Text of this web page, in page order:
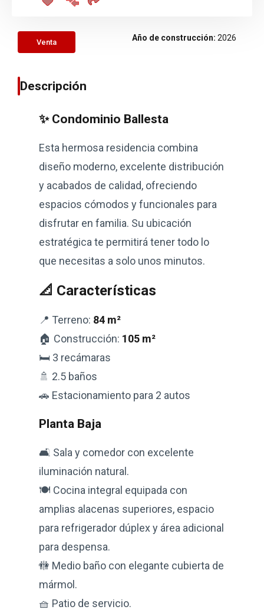
Venta Año de construcción: 2026
Descripción
✨ Condominio Ballesta
Esta hermosa residencia combina
diseño moderno, excelente distribución
y acabados de calidad, ofreciendo
espacios cómodos y funcionales para
disfrutar en familia. Su ubicación
estratégica te permitirá tener todo lo
que necesitas a solo unos minutos.
📐 Características
📍 Terreno: 84 m²
🏠 Construcción: 105 m²
🛏️ 3 recámaras
🚿 2.5 baños
🚗 Estacionamiento para 2 autos
Planta Baja
🛋️ Sala y comedor con excelente
iluminación natural.
🍽️ Cocina integral equipada con
amplias alacenas superiores, espacio
para refrigerador dúplex y área adicional
para despensa.
🚻 Medio baño con elegante cubierta de
mármol.
🧺 Patio de servicio.